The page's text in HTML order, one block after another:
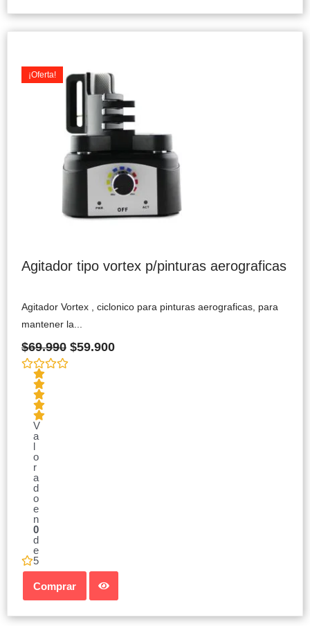
¡Oferta!
Agitador tipo vortex p/pinturas aerograficas
Agitador Vortex , ciclonico para pinturas aerograficas, para
mantener la...
$69.990
$69.990.
$59.900
$59.900.
V
a
o
r
a
d
o
e
n
0
d
e
5
Comprar